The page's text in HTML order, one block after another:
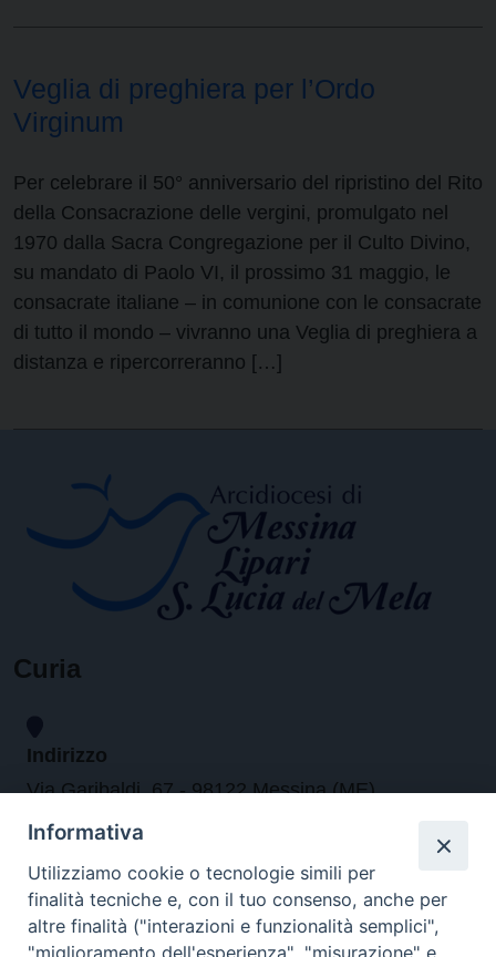
Veglia di preghiera per l’Ordo
Virginum
Per celebrare il 50° anniversario del ripristino del Rito
della Consacrazione delle vergini, promulgato nel
1970 dalla Sacra Congregazione per il Culto Divino,
su mandato di Paolo VI, il prossimo 31 maggio, le
consacrate italiane – in comunione con le consacrate
di tutto il mondo – vivranno una Veglia di preghiera a
distanza e ripercorreranno […]
Curia
Indirizzo
Via Garibaldi, 67 - 98122 Messina (ME)
Orari
da lunedi al venerdi dalle ore 9.30 alle 12.30
Informativa
Utilizziamo cookie o tecnologie simili per
finalità tecniche e, con il tuo consenso, anche per
altre finalità ("interazioni e funzionalità semplici",